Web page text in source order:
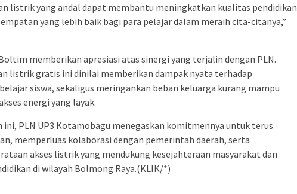
listrik yang andal dapat membantu meningkatkan kualitas pendidikan
yang lebih baik bagi para pelajar dalam meraih cita-citanya,”
memberikan apresiasi atas sinergi yang terjalin dengan PLN.
listrik gratis ini dinilai memberikan dampak nyata terhadap
siswa, sekaligus meringankan beban keluarga kurang mampu
energi yang layak.
ini, PLN UP3 Kotamobagu menegaskan komitmennya untuk terus
memperluas kolaborasi dengan pemerintah daerah, serta
akses listrik yang mendukung kesejahteraan masyarakat dan
di wilayah Bolmong Raya.(KLIK/*)